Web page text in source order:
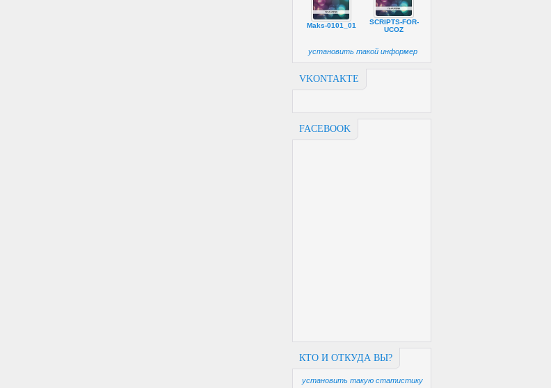
Maks-0101_01
SCRIPTS-FOR-
UCOZ
установить такой информер
VKONTAKTE
FACEBOOK
КТО И ОТКУДА ВЫ?
установить такую статистику